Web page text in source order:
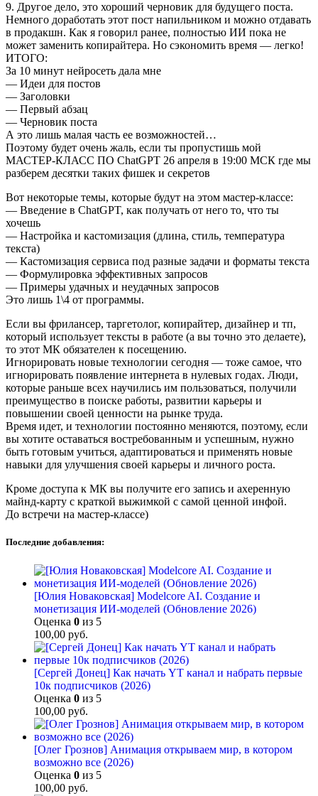
9. Другое дело, это хороший черновик для будущего поста.
Немного доработать этот пост напильником и можно отдавать
в продакшн. Как я говорил ранее, полностью ИИ пока не
может заменить копирайтера. Но сэкономить время — легко!
ИТОГО:
За 10 минут нейросеть дала мне
— Идеи для постов
— Заголовки
— Первый абзац
— Черновик поста
А это лишь малая часть ее возможностей…
Поэтому будет очень жаль, если ты пропустишь мой
МАСТЕР-КЛАСС ПО ChatGPT 26 апреля в 19:00 МСК где мы
разберем десятки таких фишек и секретов
Вот некоторые темы, которые будут на этом мастер-классе:
— Введение в ChatGPT, как получать от него то, что ты
хочешь
— Настройка и кастомизация (длина, стиль, температура
текста)
— Кастомизация сервиса под разные задачи и форматы текста
— Формулировка эффективных запросов
— Примеры удачных и неудачных запросов
Это лишь 1\4 от программы.
Если вы фрилансер, таргетолог, копирайтер, дизайнер и тп,
который использует тексты в работе (а вы точно это делаете),
то этот МК обязателен к посещению.
Игнорировать новые технологии сегодня — тоже самое, что
игнорировать появление интернета в нулевых годах. Люди,
которые раньше всех научились им пользоваться, получили
преимущество в поиске работы, развитии карьеры и
повышении своей ценности на рынке труда.
Время идет, и технологии постоянно меняются, поэтому, если
вы хотите оставаться востребованным и успешным, нужно
быть готовым учиться, адаптироваться и применять новые
навыки для улучшения своей карьеры и личного роста.
Кроме доступа к МК вы получите его запись и ахеренную
майнд-карту с краткой выжимкой с самой ценной инфой.
До встречи на мастер-классе)
Последние добавления:
[Юлия Новаковская] Modelcore AI. Создание и
монетизация ИИ-моделей (Обновление 2026)
Оценка 0 из 5
100,00 руб.
[Сергей Донец] Как начать YT канал и набрать первые
10к подписчиков (2026)
Оценка 0 из 5
100,00 руб.
[Олег Грознов] Анимация открываем мир, в котором
возможно все (2026)
Оценка 0 из 5
100,00 руб.